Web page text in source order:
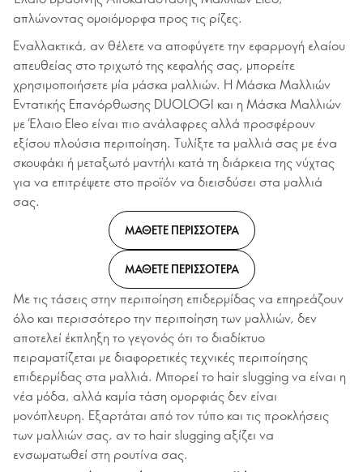
απλώνοντας ομοιόμορφα προς τις ρίζες.
Εναλλακτικά, αν θέλετε να αποφύγετε την εφαρμογή ελαίου
απευθείας στο τριχωτό της κεφαλής σας, μπορείτε
χρησιμοποιήσετε μία μάσκα μαλλιών. Η Μάσκα Μαλλιών
Εντατικής Επανόρθωσης DUOLOGI και η Μάσκα Μαλλιών
με Έλαιο Eleo είναι πιο ανάλαφρες αλλά προσφέρουν
εξίσου πλούσια περιποίηση. Τυλίξτε τα μαλλιά σας με ένα
σκουφάκι ή μεταξωτό μαντήλι κατά τη διάρκεια της νύχτας
για να επιτρέψετε στο προϊόν να διεισδύσει στα μαλλιά
σας.
ΜΑΘΕΤΕ ΠΕΡΙΣΣΟΤΕΡΑ
ΜΑΘΕΤΕ ΠΕΡΙΣΣΟΤΕΡΑ
Με τις τάσεις στην περιποίηση επιδερμίδας να επηρεάζουν
όλο και περισσότερο την περιποίηση των μαλλιών, δεν
αποτελεί έκπληξη το γεγονός ότι το διαδίκτυο
πειραματίζεται με διαφορετικές τεχνικές περιποίησης
επιδερμίδας στα μαλλιά. Μπορεί το hair slugging να είναι η
νέα μόδα, αλλά καμία τάση ομορφιάς δεν είναι
μονόπλευρη. Eξαρτάται από τον τύπο και τις προκλήσεις
των μαλλιών σας, αν το hair slugging αξίζει να
ενσωματωθεί στη ρουτίνα σας.